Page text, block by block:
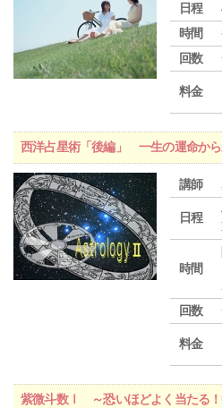
日程
時間
回数
料金
西洋占星術「後編」 一生の運命か
講師
日程
時間
回数
料金
紫微斗数Ⅰ ～恐いほどよく当たる！